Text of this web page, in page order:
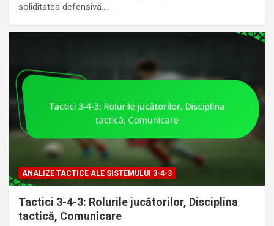
soliditatea defensivă.…
ANALIZE TACTICE ALE SISTEMULUI 3-4-3
Tactici 3-4-3: Rolurile jucătorilor, Disciplina
tactică, Comunicare